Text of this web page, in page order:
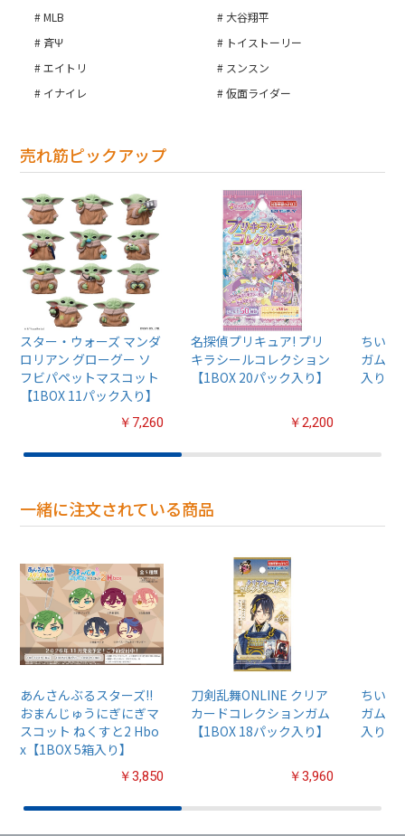
MLB
大谷翔平
斉Ψ
トイストーリー
エイトリ
スンスン
イナイレ
仮面ライダー
売れ筋ピックアップ
スター・ウォーズ マンダ
ロリアン グローグー ソ
フビパペットマスコット
【1BOX 11パック入り】
￥7,260
名探偵プリキュア! プリ
キラシールコレクション
【1BOX 20パック入り】
￥2,200
ちいか
ガム4
入り】
一緒に注文されている商品
あんさんぶるスターズ!!
おまんじゅうにぎにぎマ
スコット ねくすと2 Hbo
x【1BOX 5箱入り】
￥3,850
刀剣乱舞ONLINE クリア
カードコレクションガム
【1BOX 18パック入り】
￥3,960
ちいか
ガム4
入り】